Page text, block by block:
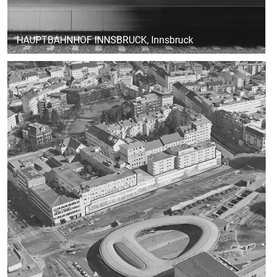
HAUPTBAHNHOF INNSBRUCK, Innsbruck